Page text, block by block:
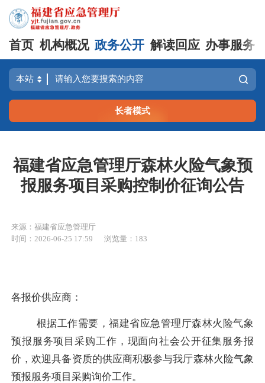
首页 机构概况 政务公开 解读回应 办事服务
长者模式
福建省应急管理厅森林火险气象预
报服务项目采购控制价征询公告
来源：福建省应急管理厅
时间：2026-06-25 17:59
浏览量：183
各报价供应商：
根据工作需要，福建省应急管理厅森林火险气象
预报服务项目采购工作，现面向社会公开征集服务报
价，欢迎具备资质的供应商积极参与我厅森林火险气象
预报服务项目 采购询价工作。